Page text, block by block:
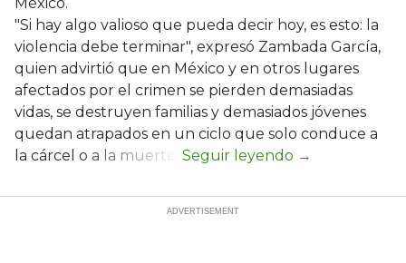
"Si hay algo valioso que pueda decir hoy, es esto: la
violencia debe terminar", expresó Zambada García,
quien advirtió que en México y en otros lugares
afectados por el crimen se pierden demasiadas
vidas, se destruyen familias y demasiados jóvenes
quedan atrapados en un ciclo que solo conduce a
la cárcel o a la muerte.